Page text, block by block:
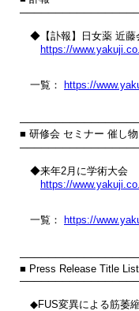
◆【訃報】日女薬 近藤
https://
一覧： https://
■ 研修会 セミナー 催し物
◆来年2月に学術大会　
https://
一覧： https://
■ Press Release Title List
◆FUS変異による筋萎